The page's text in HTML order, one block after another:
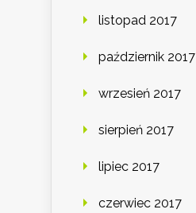
listopad 2017
październik 2017
wrzesień 2017
sierpień 2017
lipiec 2017
czerwiec 2017